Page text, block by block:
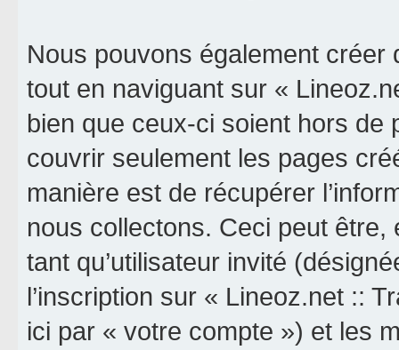
Nous pouvons également
tout en naviguant sur «
bien que ceux-ci soient hors de
couvrir seulement les pages
manière est de récupérer
nous collectons. Ceci peut être,
tant qu’utilisateur invité
l’inscription sur « Lineoz.net ::
ici par « votre compte ») et les